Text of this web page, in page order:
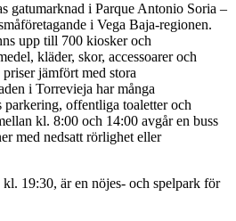
gatumarknad i Parque Antonio Soria –
i Vega Baja-regionen.
upp till 700 kiosker och
kläder, skor, accessoarer och
jämfört med stora
i Torrevieja har många
offentliga toaletter och
kl. 8:00 och 14:00 avgår en buss
med nedsatt rörlighet eller
19:30, är en nöjes- och spelpark för